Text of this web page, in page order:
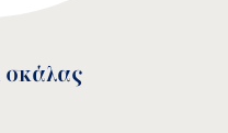
σκάλας